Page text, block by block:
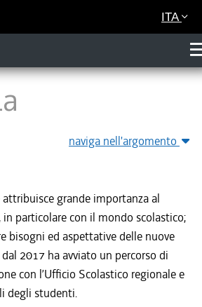
ITA
naviga nell'argomento
grande importanza al
particolare con il mondo scolastico;
bisogni ed aspettative delle nuove
2017 ha avviato un percorso di
con l’Ufficio Scolastico regionale e
degli studenti.